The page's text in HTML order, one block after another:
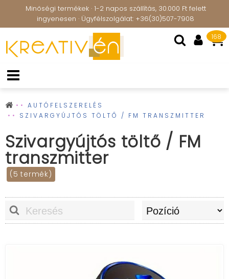
Minőségi termékek · 1-2 napos szállítás, 30.000 Ft felett
ingyenesen · Ügyfélszolgálat: +36(30)507-7908
168
AUTÓFELSZERELÉS
SZIVARGYÚJTÓS TÖLTŐ / FM TRANSZMITTER
Szivargyújtós töltő / FM
transzmitter
(5 termék)